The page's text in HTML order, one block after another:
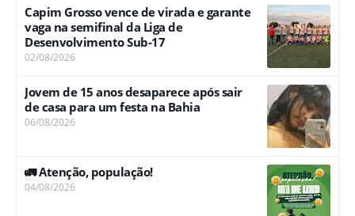
Capim Grosso vence de virada e garante
vaga na semifinal da Liga de
Desenvolvimento Sub-17
02/08/2026
Jovem de 15 anos desaparece após sair
de casa para um festa na Bahia
06/08/2026
🚛 Atenção, população!
04/08/2026